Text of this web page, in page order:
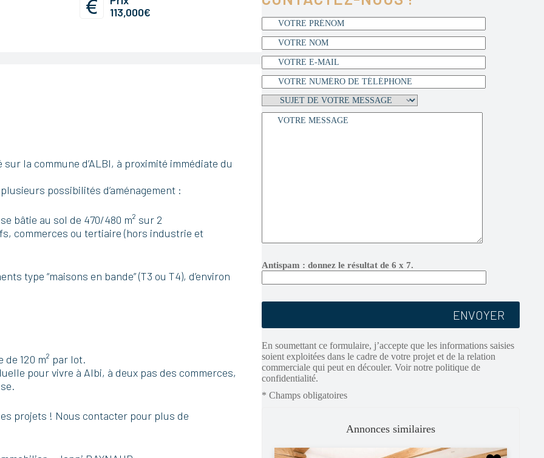
113,000€
la commune d’ALBI, à proximité immédiate du
possibilités d’aménagement :
bâtie au sol de 470/480 m² sur 2
commerces ou tertiaire (hors industrie et
type “maisons en bande” (T3 ou T4), d’environ
120 m² par lot.
pour vivre à Albi, à deux pas des commerces,
projets ! Nous contacter pour plus de
e
i
z
a
i
s
s
Antispam : donnez le résultat de 6 x 7.
En soumettant ce formulaire, j’accepte que les informations saisies
soient exploitées dans le cadre de votre projet et de la relation
commerciale qui peut en découler. Voir notre politique de
confidentialité.
* Champs obligatoires
Annonces similaires